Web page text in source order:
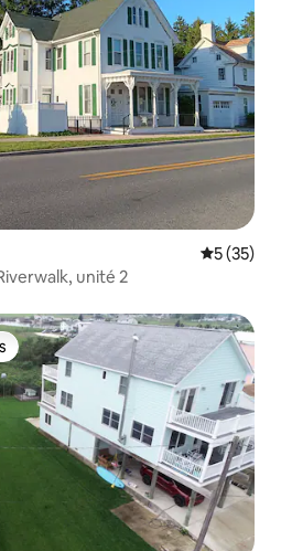
5 (35)
unité 2